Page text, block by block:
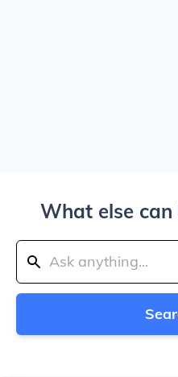
What else